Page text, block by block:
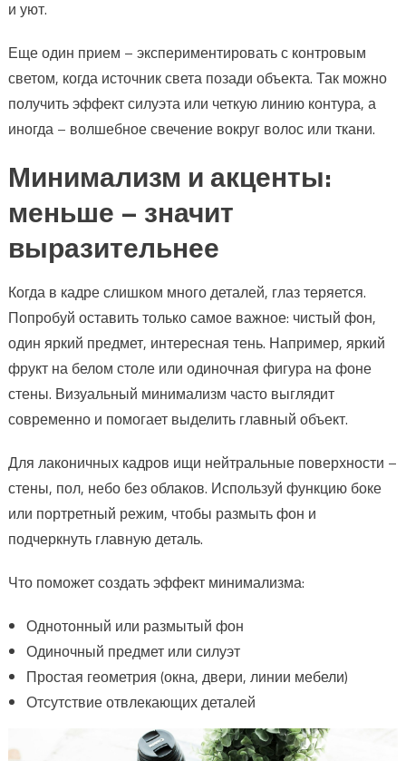
и уют.
Еще один прием – экспериментировать с контровым
светом, когда источник света позади объекта. Так можно
получить эффект силуэта или четкую линию контура, а
иногда – волшебное свечение вокруг волос или ткани.
Минимализм и акценты:
меньше – значит
выразительнее
Когда в кадре слишком много деталей, глаз теряется.
Попробуй оставить только самое важное: чистый фон,
один яркий предмет, интересная тень. Например, яркий
фрукт на белом столе или одиночная фигура на фоне
стены. Визуальный минимализм часто выглядит
современно и помогает выделить главный объект.
Для лаконичных кадров ищи нейтральные поверхности –
стены, пол, небо без облаков. Используй функцию боке
или портретный режим, чтобы размыть фон и
подчеркнуть главную деталь.
Что поможет создать эффект минимализма:
Однотонный или размытый фон
Одиночный предмет или силуэт
Простая геометрия (окна, двери, линии мебели)
Отсутствие отвлекающих деталей